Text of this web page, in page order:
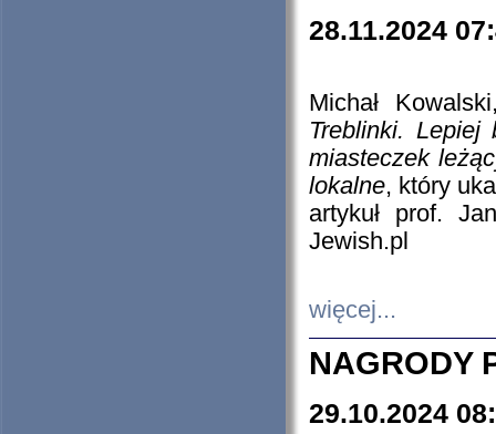
28.11.2024
Michał
Treblinki. Lepiej
miasteczek
lokalne, który
artykuł prof.
Jewish.pl
więcej...
NAGRODY
29.10.2024